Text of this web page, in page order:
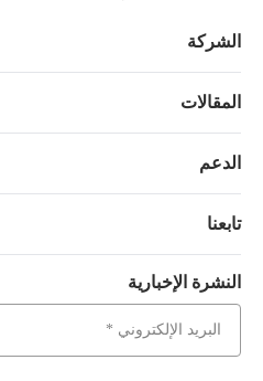
الشركة
المقالات
الدعم
تابعنا
النشرة الإخبارية